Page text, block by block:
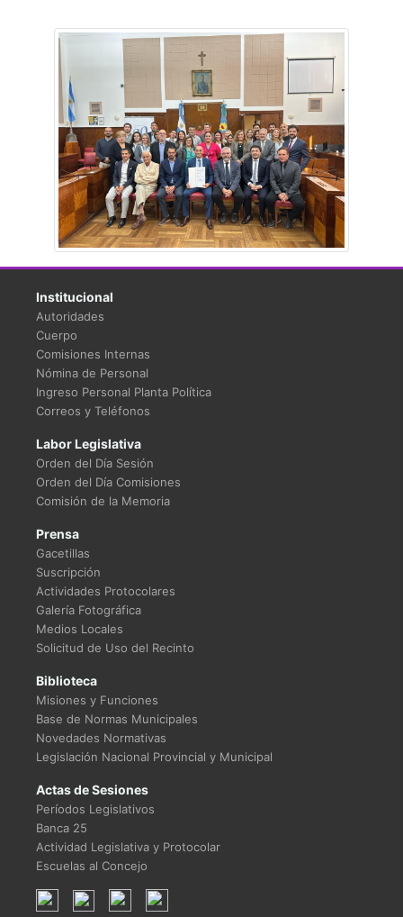
Institucional
Autoridades
Cuerpo
Comisiones Internas
Nómina de Personal
Ingreso Personal Planta Política
Correos y Teléfonos
Labor Legislativa
Orden del Día Sesión
Orden del Día Comisiones
Comisión de la Memoria
Prensa
Gacetillas
Suscripción
Actividades Protocolares
Galería Fotográfica
Medios Locales
Solicitud de Uso del Recinto
Biblioteca
Misiones y Funciones
Base de Normas Municipales
Novedades Normativas
Legislación Nacional Provincial y Municipal
Actas de Sesiones
Períodos Legislativos
Banca 25
Actividad Legislativa y Protocolar
Escuelas al Concejo